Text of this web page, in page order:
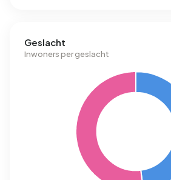
Geslacht
Inwoners per geslacht